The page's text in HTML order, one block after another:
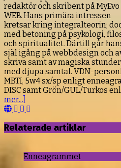
redaktör och skribent på MyEvo
WEB. Hans primära intressen
kretsar kring integralteorin;
med betoning på psykologi,
och spiritualitet. Därtill går
själ igång på webbdesign och
skriva samt av magiska stunder
med djupa samtal. VDN-
MBTI, 5w4 sx/sp enligt
DISC samt Grön/GUL/Turkos
mer...]
Webbsida
Facebook
YouTube
Relaterade artiklar
Enneagrammet